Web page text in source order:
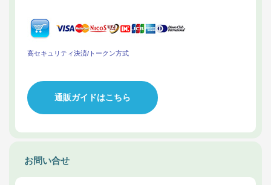
高セキュリティ決済/トークン方式
通販ガイドはこちら
お問い合せ